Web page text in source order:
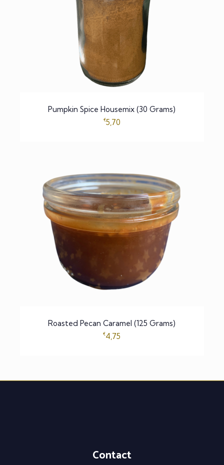
Pumpkin Spice Housemix (30 Grams)
€5,70
Roasted Pecan Caramel (125 Grams)
€4,75
Contact